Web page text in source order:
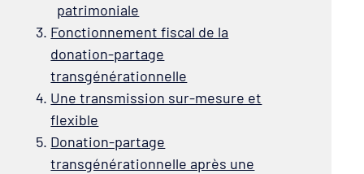
patrimoniale
Fonctionnement fiscal de la
donation-partage
transgénérationnelle
Une transmission sur-mesure et
flexible
Donation-partage
transgénérationnelle après une